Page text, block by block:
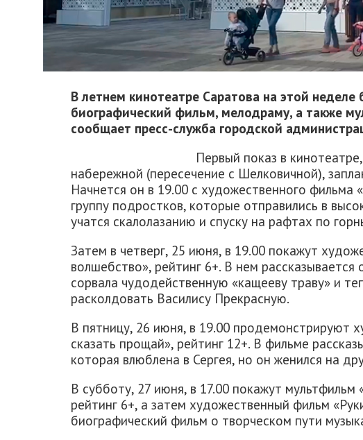
В летнем кинотеатре Саратова на этой неделе
биографический фильм, мелодраму, а также
сообщает пресс-служба городской
Первый показ в
набережной (пересечение с Шелковичной),
Начнется он в 19.00 с художественного фильма
группу подростков, которые отправились в
учатся скалолазанию и спуску на рафтах по
Затем в четверг, 25 июня, в 19.00 покажут
волшебство», рейтинг 6+. В нем
сорвала чудодейственную «кащееву траву» и
расколдовать Василису Прекрасную.
В пятницу, 26 июня, в 19.00 продемонстрируют
сказать прощай», рейтинг 12+. В фильме
которая влюблена в Сергея, но он женился на
В субботу, 27 июня, в 17.00 покажут мультфильм
рейтинг 6+, а затем художественный фильм
биографический фильм о творческом пути